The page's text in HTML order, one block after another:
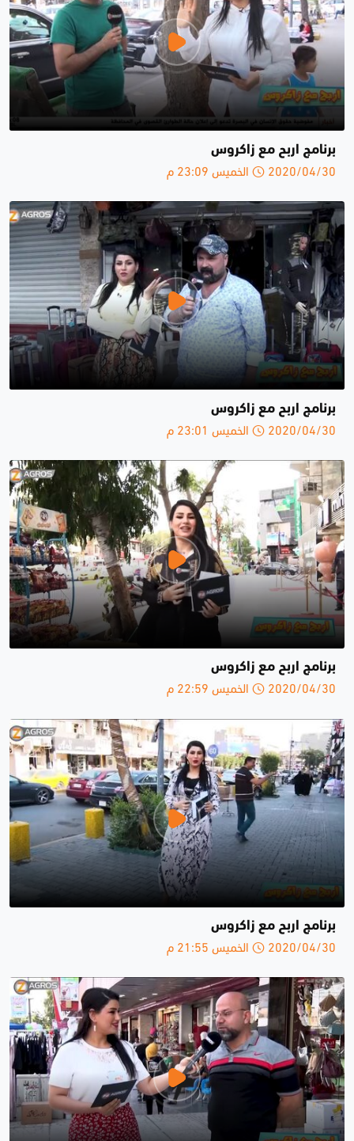
برنامج اربح مع زاكروس
2020/04/30 الخميس 23:09 م
برنامج اربح مع زاكروس
2020/04/30 الخميس 23:01 م
برنامج اربح مع زاكروس
2020/04/30 الخميس 22:59 م
برنامج اربح مع زاكروس
2020/04/30 الخميس 21:55 م